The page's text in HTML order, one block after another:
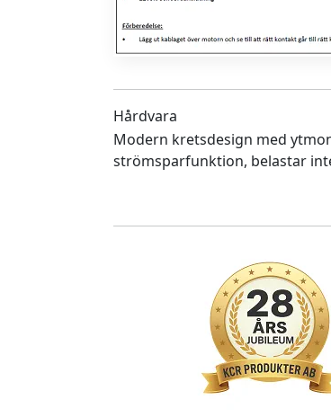
Hårdvara
Modern kretsdesign med
strömsparfunktion, belastar